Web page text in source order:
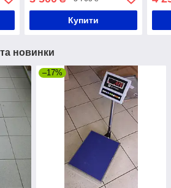
Купити
та новинки
–17%